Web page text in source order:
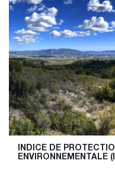
INDICE DE
ENVIRONNEMENTALE